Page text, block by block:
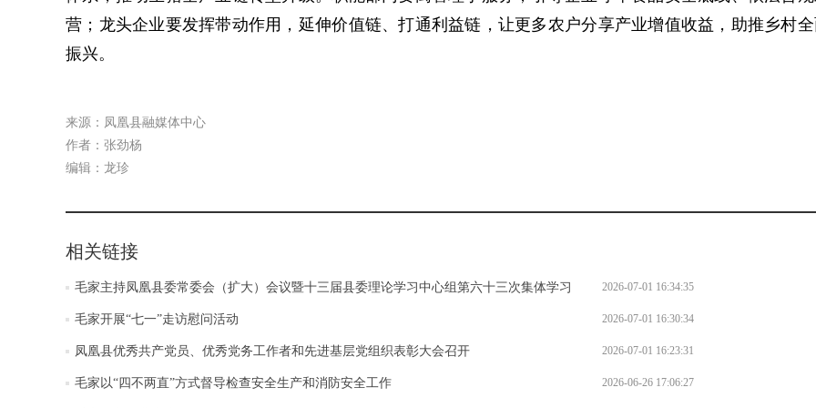
营；龙头企业要发挥带动作用，延伸价值链、打通利益链，让更多农户分享产业增值收益，助推乡村
振兴。
来源：凤凰县融媒体中心
作者：张劲杨
编辑：龙珍
相关链接
毛家主持凤凰县委常委会（扩大）会议暨十三届县委理论学习中心组第六十三次集体学习 2026-07-01 16:34:35
毛家开展“七一”走访慰问活动 2026-07-01 16:30:34
凤凰县优秀共产党员、优秀党务工作者和先进基层党组织表彰大会召开 2026-07-01 16:23:31
毛家以“四不两直”方式督导检查安全生产和消防安全工作 2026-06-26 17:06:27